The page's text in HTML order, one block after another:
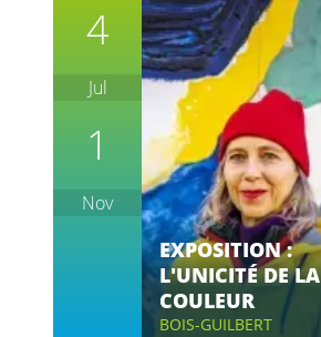
4
Jul
1
Nov
EXPOSITION :
L'UNICITÉ DE LA
COULEUR
BOIS-GUILBERT